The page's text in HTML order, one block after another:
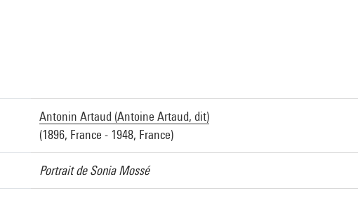
Antonin Artaud (Antoine Artaud, dit)
(1896, France - 1948, France)
Portrait de Sonia Mossé